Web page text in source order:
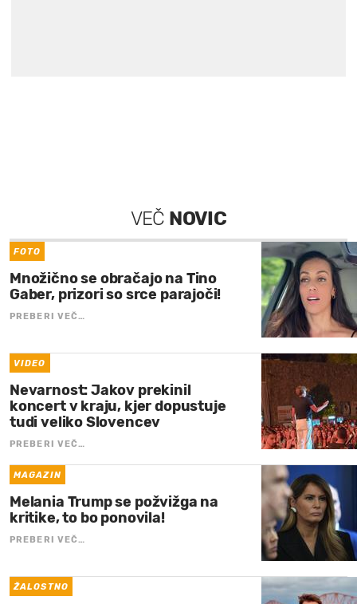
VEČ NOVIC
FOTO
Množično se obračajo na Tino
Gaber, prizori so srce parajoči!
PREBERI VEČ…
VIDEO
Nevarnost: Jakov prekinil
koncert v kraju, kjer dopustuje
tudi veliko Slovencev
PREBERI VEČ…
MAGAZIN
Melania Trump se požvižga na
kritike, to bo ponovila!
PREBERI VEČ…
ŽALOSTNO